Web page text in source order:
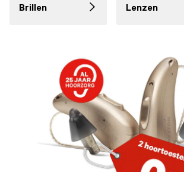
Brillen Lenzen